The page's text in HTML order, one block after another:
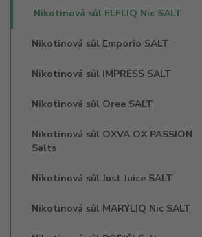
Nikotinová sůl ELFLIQ Nic SALT
Nikotinová sůl Emporio SALT
Nikotinová sůl IMPRESS SALT
Nikotinová sůl Oree SALT
Nikotinová sůl OXVA OX PASSION
Salts
Nikotinová sůl Just Juice SALT
Nikotinová sůl MARYLIQ Nic SALT